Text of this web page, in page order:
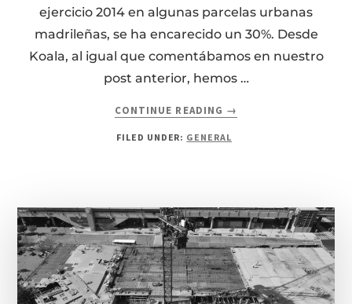
ejercicio 2014 en algunas parcelas urbanas
madrileñas, se ha encarecido un 30%. Desde
Koala, al igual que comentábamos en nuestro
post anterior, hemos …
CONTINUE READING
ABOUT
DEL
PRECIO
DE
ALGUNOS
SUELOS
EN
LAS
→
FILED UNDER: GENERAL